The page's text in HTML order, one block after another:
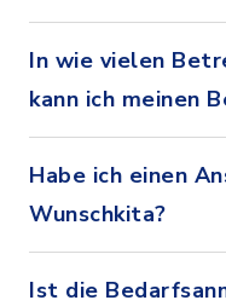
In wie vielen
kann ich meinen
Habe ich einen
Wunschkita?
Ist die